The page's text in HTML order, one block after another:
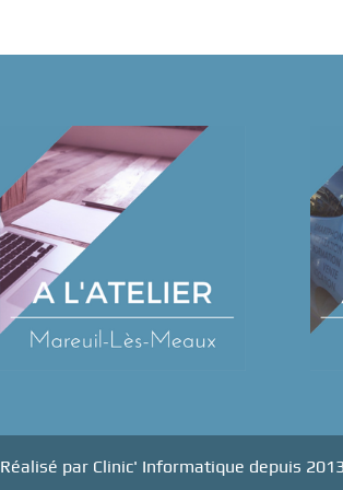
Réalisé par Clinic' Informatique depuis